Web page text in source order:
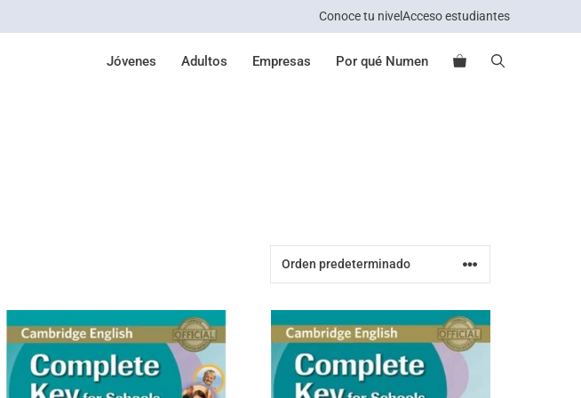
Conoce tu nivelAcceso estudiantes
Jóvenes Adultos Empresas Por qué Numen